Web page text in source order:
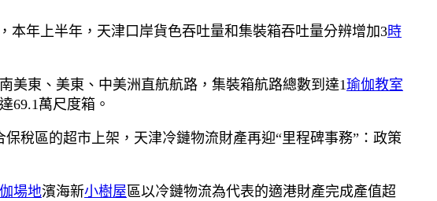
本年上半年，天津口岸貨色吞吐量和集裝箱吞吐量分辨增加3時
美東、美東、中美洲直航航路，集裝箱航路總數到達1瑜伽教室
69.1萬尺度箱。
稅區的超市上架，天津冷鏈物流財產再迎“里程碑事務”：政策
場地濱海新小樹屋區以冷鏈物流為代表的適港財產完成產值超